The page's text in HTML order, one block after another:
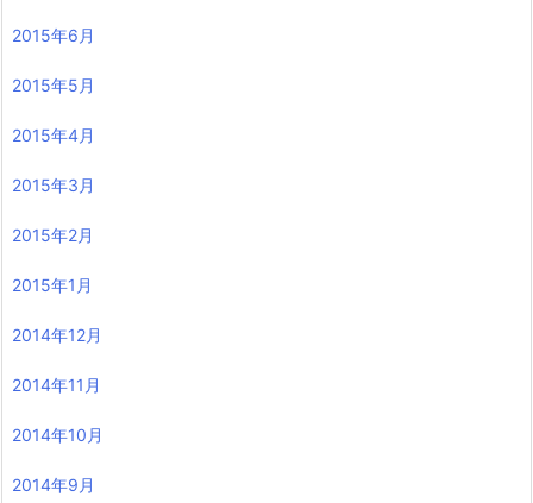
2015年6月
2015年5月
2015年4月
2015年3月
2015年2月
2015年1月
2014年12月
2014年11月
2014年10月
2014年9月